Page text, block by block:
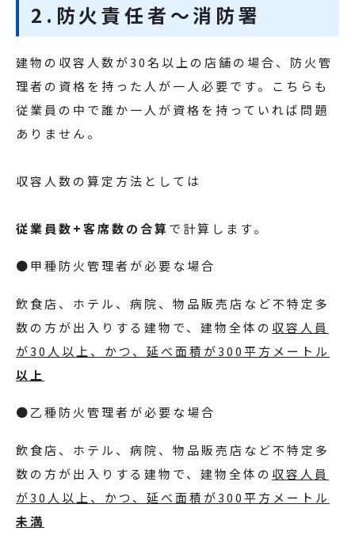
2.防火責任者～消防署
建物の収容人数が30名以上の店舗の場合、防火管
理者の資格を持った人が一人必要です。こちらも
従業員の中で誰か一人が資格を持っていれば問題
ありません。
収容人数の算定方法としては
従業員数+客席数の合算 で計算します。
●甲種防火管理者が必要な場合
飲食店、ホテル、病院、物品販売店など不特定多
数の方が出入りする建物で、建物全体の 収容人員
が30人以上、かつ、延べ面積が300平方メートル
以上
●乙種防火管理者が必要な場合
飲食店、ホテル、病院、物品販売店など不特定多
数の方が出入りする建物で、建物全体の 収容人員
が30人以上、かつ、延べ面積が300平方メートル
未満